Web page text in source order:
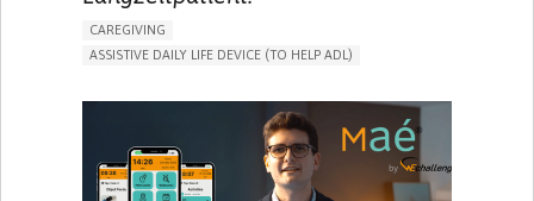
CAREGIVING
ASSISTIVE DAILY LIFE DEVICE (TO HELP ADL)
MAINTAINING BALANCE AND MOBILITY
PREVENTING (VACCINATION, PROTECTION, FALLS,
GENERAL AND FAMILY MEDICINE
CAREGIVER SUPPORT
UNITED STATES